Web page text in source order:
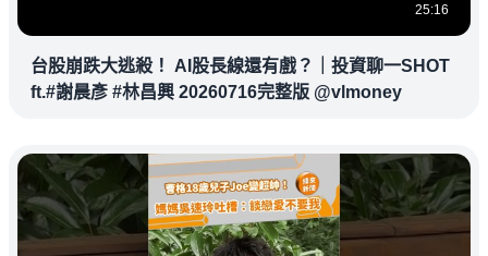
25:16
台股崩跌大逃殺！ AI股長線還有戲？｜投資聊一SHOT
ft.#謝晨彥 #林昌興 20260716完整版 @vlmoney